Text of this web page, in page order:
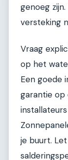
genoeg
versteking
Vraag
op het
Een goede
garantie op
je buurt.